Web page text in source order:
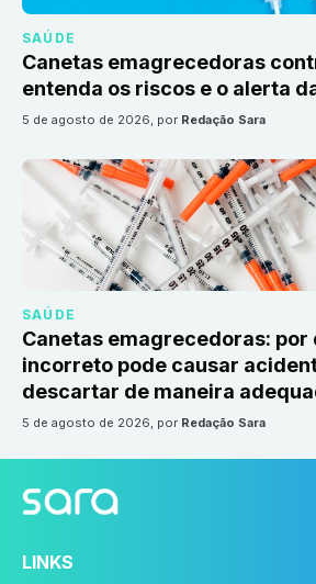
SAÚDE
Canetas emagrecedoras
entenda os riscos e o alerta
5 de agosto de 2026, por Redação Sara
SAÚDE
Canetas emagrecedoras: por
incorreto pode causar
descartar de maneira
5 de agosto de 2026, por Redação Sara
LINKS